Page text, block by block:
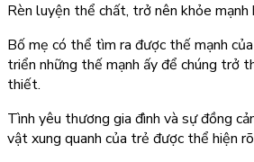
Rèn luyện thể chất, trở nên khỏe mạnh
Bố mẹ có thể tìm ra được thế mạnh
triển những thế mạnh ấy để chúng trở
thiết.
Tình yêu thương gia đình và sự đồng
vật xung quanh của trẻ được thể hiện